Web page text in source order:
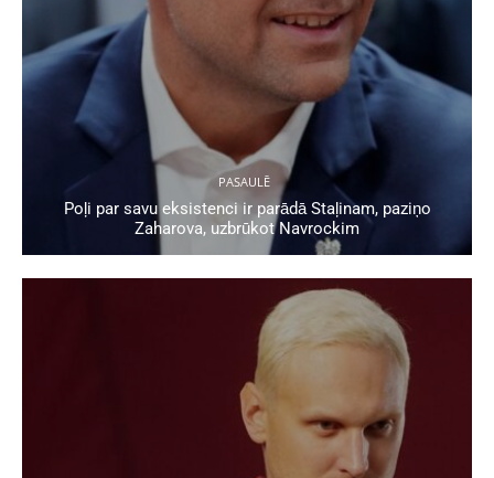
PASAULĒ
Poļi par savu eksistenci ir parādā Staļinam, paziņo
Zaharova, uzbrūkot Navrockim